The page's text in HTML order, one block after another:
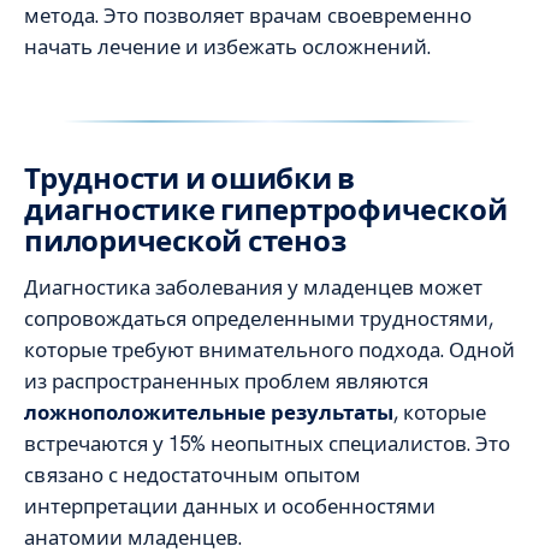
метода. Это позволяет врачам своевременно
начать лечение и избежать осложнений.
Трудности и ошибки в
диагностике гипертрофической
пилорической стеноз
Диагностика заболевания у младенцев может
сопровождаться определенными трудностями,
которые требуют внимательного подхода. Одной
из распространенных проблем являются
ложноположительные результаты, которые
встречаются у 15% неопытных специалистов. Это
связано с недостаточным опытом
интерпретации данных и особенностями
анатомии младенцев.